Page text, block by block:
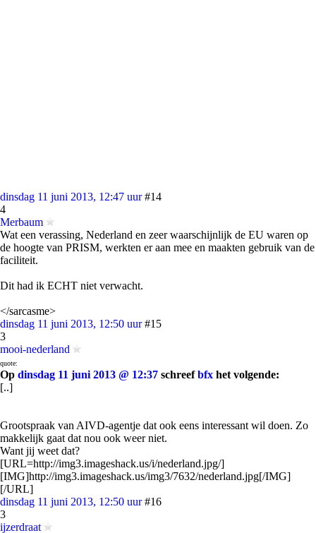
dinsdag 11 juni 2013, 12:47 uur #14
4
Merbaum
Wat een verassing, Nederland en zeer waarschijnlijk de EU waren op
de hoogte van PRISM, werkten er aan mee en maakten gebruik van de
faciliteit.
Dit had ik ECHT niet verwacht.
</sarcasme>
dinsdag 11 juni 2013, 12:50 uur #15
3
mooi-nederland
quote:
Op dinsdag 11 juni 2013 @ 12:37 schreefbfx het volgende:
[..]
Grootspraak van AIVD-agentje dat ook eens interessant wil doen. Zo
makkelijk gaat dat nou ook weer niet.
Want jij weet dat?
[URL=http://img3.imageshack.us/i/nederland.jpg/]
[IMG]http://img3.imageshack.us/img3/7632/nederland.jpg[/IMG]
[/URL]
dinsdag 11 juni 2013, 12:50 uur #16
3
ijzerdraat